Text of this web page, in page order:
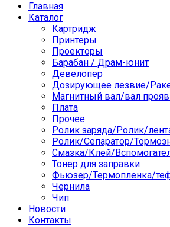
Главная
Каталог
Картридж
Принтеры
Проекторы
Барабан / Драм-юнит
Девелопер
Дозирующее лезвие/
Магнитный вал/вал
Плата
Прочее
Ролик заряда/Ролик/
Ролик/Сепаратор/
Смазка/Клей/
Тонер для заправки
Фьюзер/Термопленка/
Чернила
Чип
Новости
Контакты